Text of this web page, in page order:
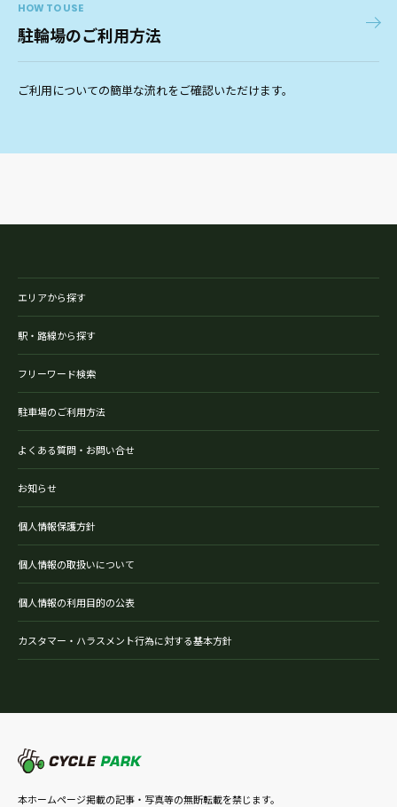
HOW TO USE
駐輪場のご利用方法
ご利用についての簡単な流れをご確認いただけます。
エリアから探す
駅・路線から探す
フリーワード検索
駐車場のご利用方法
よくある質問・お問い合せ
お知らせ
個人情報保護方針
個人情報の取扱いについて
個人情報の利用目的の公表
カスタマー・ハラスメント行為に対する基本方針
本ホームページ掲載の記事・写真等の無断転載を禁じます。